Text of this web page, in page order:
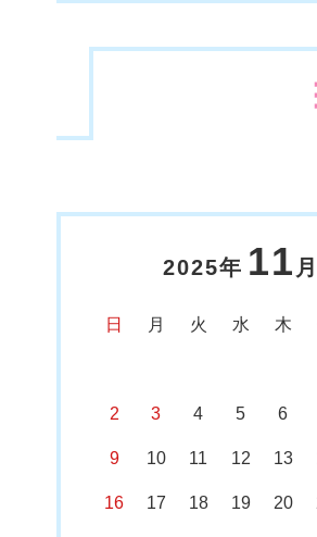
2025年 11 月
日 月 火 水 木
2 3 4 5 6
9 10 11 12 13
16 17 18 19 20